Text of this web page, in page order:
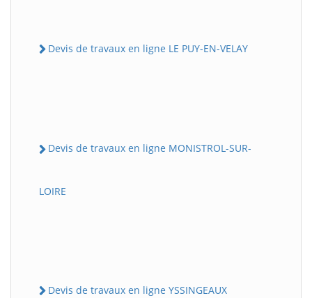
Devis de travaux en ligne LE PUY-EN-VELAY
Devis de travaux en ligne MONISTROL-SUR-
LOIRE
Devis de travaux en ligne YSSINGEAUX